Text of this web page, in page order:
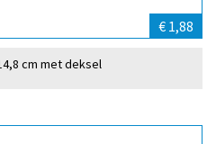
€ 1,88
cm met deksel